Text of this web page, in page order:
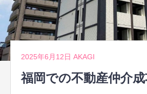
ッ
プ
2025年6月12日 AKAGI
福岡での不動産仲介